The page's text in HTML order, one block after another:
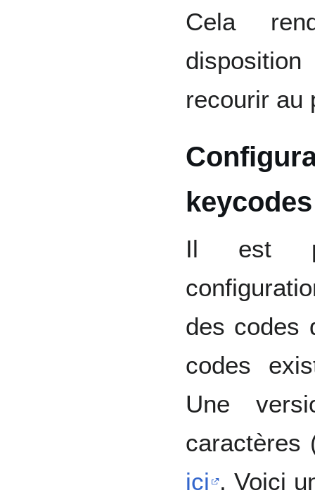
Cela
recourir au
keycodes
Il est
des codes
codes
Une
caractères
ici . Voici